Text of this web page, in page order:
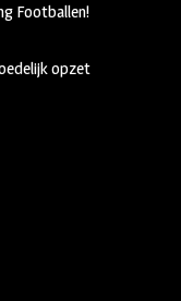
Footballen!
opzet